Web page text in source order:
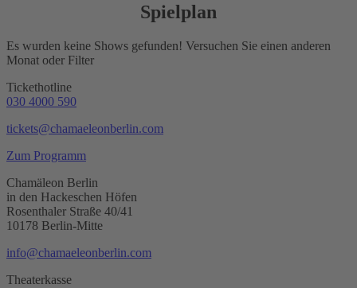
Spielplan
Es wurden keine Shows gefunden! Versuchen Sie einen anderen
Monat oder Filter
Tickethotline
030 4000 590
tickets@chamaeleonberlin.com
Zum Programm
Chamäleon Berlin
in den Hackeschen Höfen
Rosenthaler Straße 40/41
10178 Berlin-Mitte
info@chamaeleonberlin.com
Theaterkasse